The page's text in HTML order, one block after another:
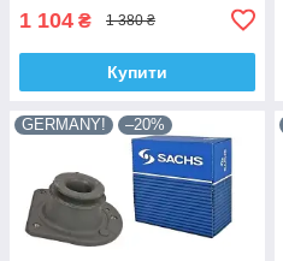
1 104 ₴ 1 380 ₴
Купити
GERMANY! –20%